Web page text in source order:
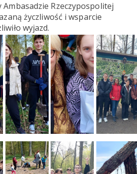
Rzeczypospolitej
życzliwość i wsparcie
wyjazd.